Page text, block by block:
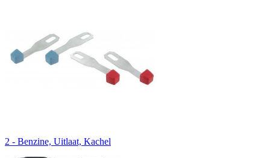
2 - Benzine, Uitlaat, Kachel